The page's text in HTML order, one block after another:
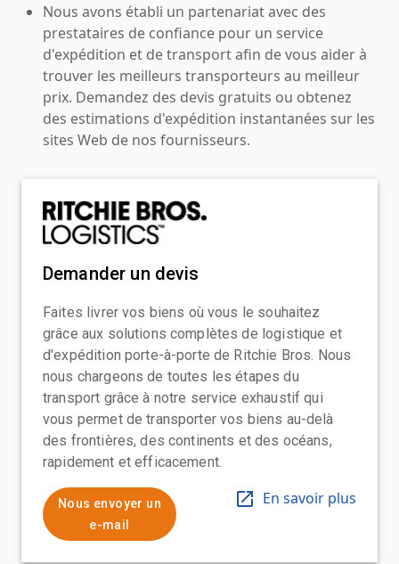
Nous avons établi un partenariat avec des
prestataires de confiance pour un service
d'expédition et de transport afin de vous aider à
trouver les meilleurs transporteurs au meilleur
prix. Demandez des devis gratuits ou obtenez
des estimations d'expédition instantanées sur les
sites Web de nos fournisseurs.
Demander un devis
Faites livrer vos biens où vous le souhaitez
grâce aux solutions complètes de logistique et
d'expédition porte-à-porte de Ritchie Bros. Nous
nous chargeons de toutes les étapes du
transport grâce à notre service exhaustif qui
vous permet de transporter vos biens au-delà
des frontières, des continents et des océans,
rapidement et efficacement.
Nous envoyer un
e-mail
En savoir plus